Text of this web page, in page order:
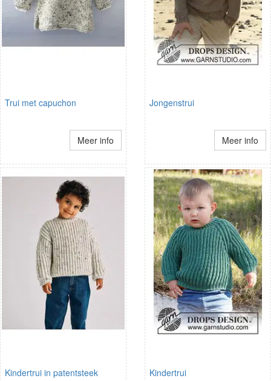
Trui met capuchon
Meer info
Jongenstrui
Meer info
Kindertrui in patentsteek Kindertrui